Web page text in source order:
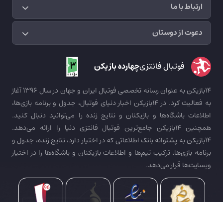
ارتباط با ما
دعوت از دوستان
فوتبال فانتزیچهارده بازیکن
14بازیکن به عنوان رسانه تخصصی فوتبال ایران و جهان در سال 1396 آغاز
به فعالیت کرد. در 14بازیکن اخبار دنیای فوتبال، جدول و برنامه بازی‌ها،
اطلاعات باشگاه‌ها و بازیکنان و نتایج زنده را می‌توانید دنبال کنید.
همچنین 14بازیکن جامع‌ترین فوتبال فانتزی دنیا را ارائه می‌دهد.
14بازیکن به پشتوانه بانک اطلاعاتی که در اختیار دارد، نتایج زنده، جدول و
برنامه بازی‌ها، ترکیب تیم‌ها و اطلاعات بازیکنان و باشگاه‌ها را در اختیار
وبسایت‌ها قرار می‌دهد.